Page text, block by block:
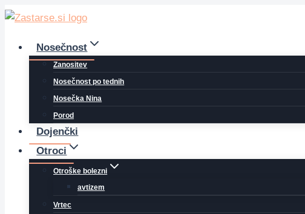
Skip
contentNosečnost
Zanositev
Nosečnost po tednih
Nosečka Nina
Porod
Dojenčki
Otroci
Otroške bolezni
avtizem
Vrtec